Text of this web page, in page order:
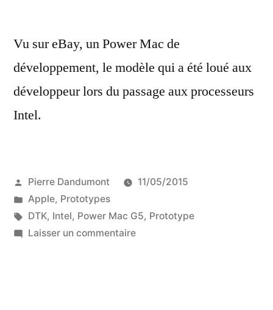
Vu sur eBay, un Power Mac de
développement, le modèle qui a été loué aux
développeur lors du passage aux processeurs
Intel.
Publié
par
Pierre Dandumont
11/05/2015
Publié
dans
Apple, Prototypes
Étiquettes :
DTK, Intel, Power Mac G5, Prototype
Laisser un commentairesur